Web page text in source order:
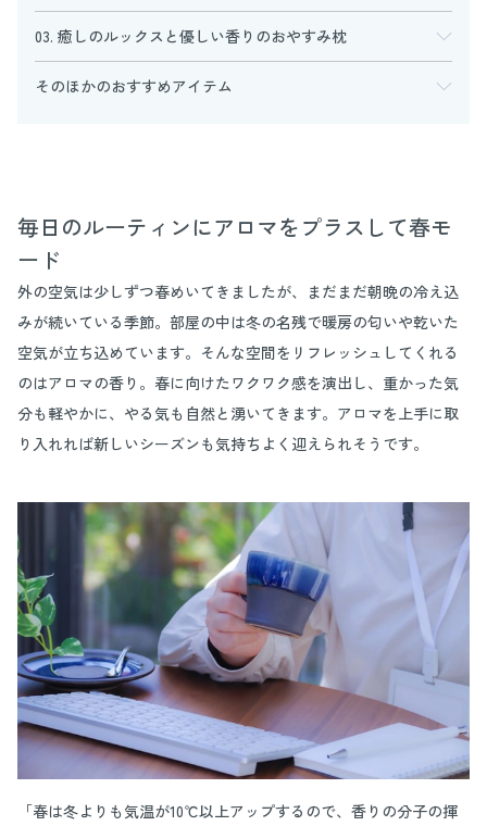
03. 癒しのルックスと優しい香りのおやすみ枕
そのほかのおすすめアイテム
毎日のルーティンにアロマをプラスして春モ
ード
外の空気は少しずつ春めいてきましたが、まだまだ朝晩の冷え込
みが続いている季節。部屋の中は冬の名残で暖房の匂いや乾いた
空気が立ち込めています。そんな空間をリフレッシュしてくれる
のはアロマの香り。春に向けたワクワク感を演出し、重かった気
分も軽やかに、やる気も自然と湧いてきます。アロマを上手に取
り入れれば新しいシーズンも気持ちよく迎えられそうです。
「春は冬よりも気温が10℃以上アップするので、香りの分子の揮